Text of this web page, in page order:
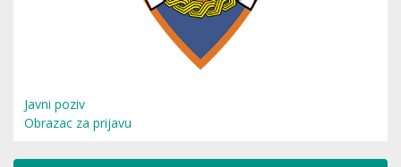
Javni poziv
Obrazac za prijavu